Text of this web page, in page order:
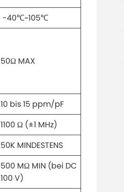
-40℃~105℃
50Ω MAX
10 bis 15 ppm/pF
1100 Ω (±1 MHz)
50K MINDESTENS
500 MΩ MIN (bei DC
100 V)